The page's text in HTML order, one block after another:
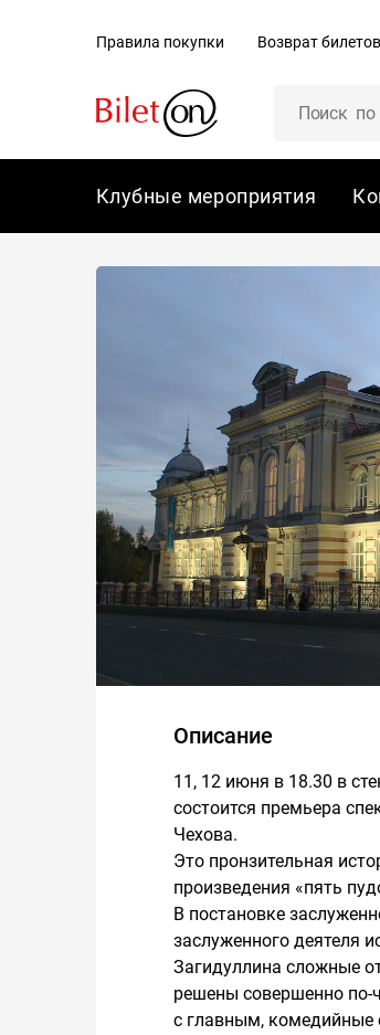
Правила покупки Возврат билетов
Клубные мероприятия
Описание
11, 12 июня в 18.30 в
состоится премьера
Чехова.
Это пронзительная
произведения «пять
В постановке
заслуженного деятеля
Загидуллина сложные
решены совершенно по-
с главным, комедийные